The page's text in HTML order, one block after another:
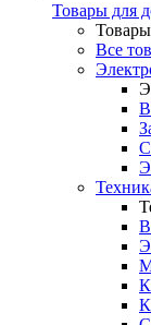
Товары для
Все